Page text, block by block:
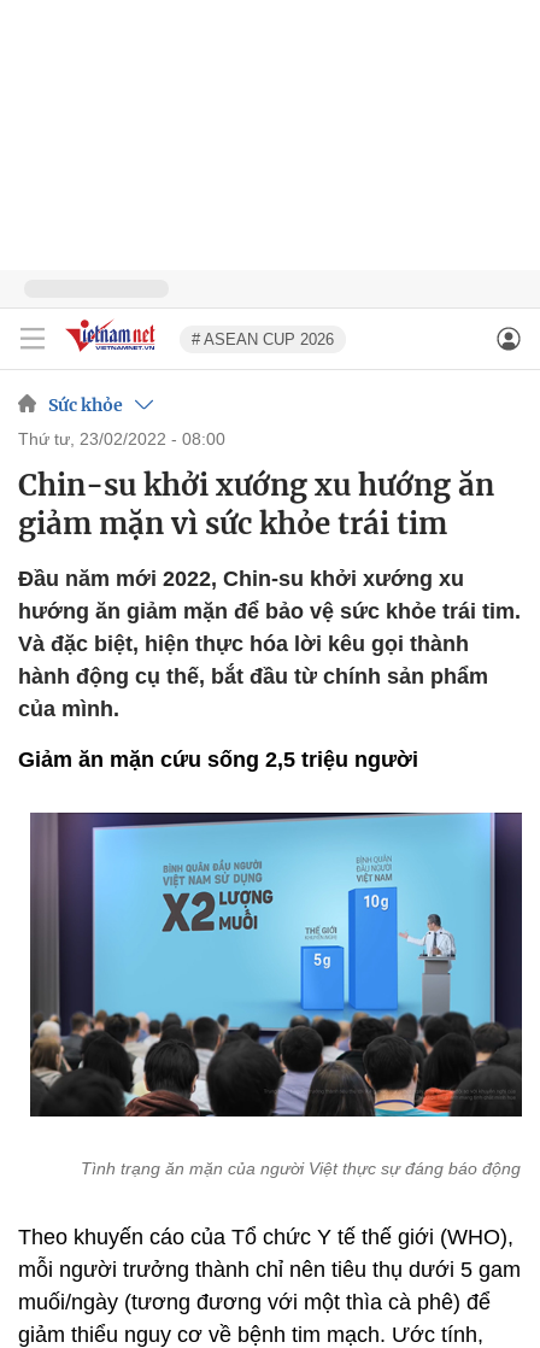
# ASEAN CUP 2026
Sức khỏe
thứ tư, 23/02/2022 - 08:00
Chin-su khởi xướng xu hướng ăn
giảm mặn vì sức khỏe trái tim
Đầu năm mới 2022, Chin-su khởi xướng xu
hướng ăn giảm mặn để bảo vệ sức khỏe trái tim.
Và đặc biệt, hiện thực hóa lời kêu gọi thành
hành động cụ thế, bắt đầu từ chính sản phẩm
của mình.
Giảm ăn mặn cứu sống 2,5 triệu người
Tình trạng ăn mặn của người Việt thực sự đáng báo động
Theo khuyến cáo của Tổ chức Y tế thế giới (WHO),
mỗi người trưởng thành chỉ nên tiêu thụ dưới 5 gam
muối/ngày (tương đương với một thìa cà phê) để
giảm thiểu nguy cơ về bệnh tim mạch. Ước tính,